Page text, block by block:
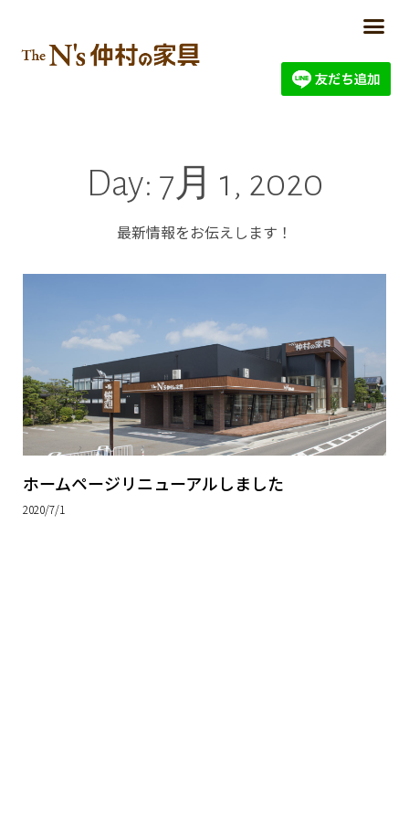
Day: 7月 1, 2020
最新情報をお伝えします！
ホームページリニューアルしました
2020/7/1